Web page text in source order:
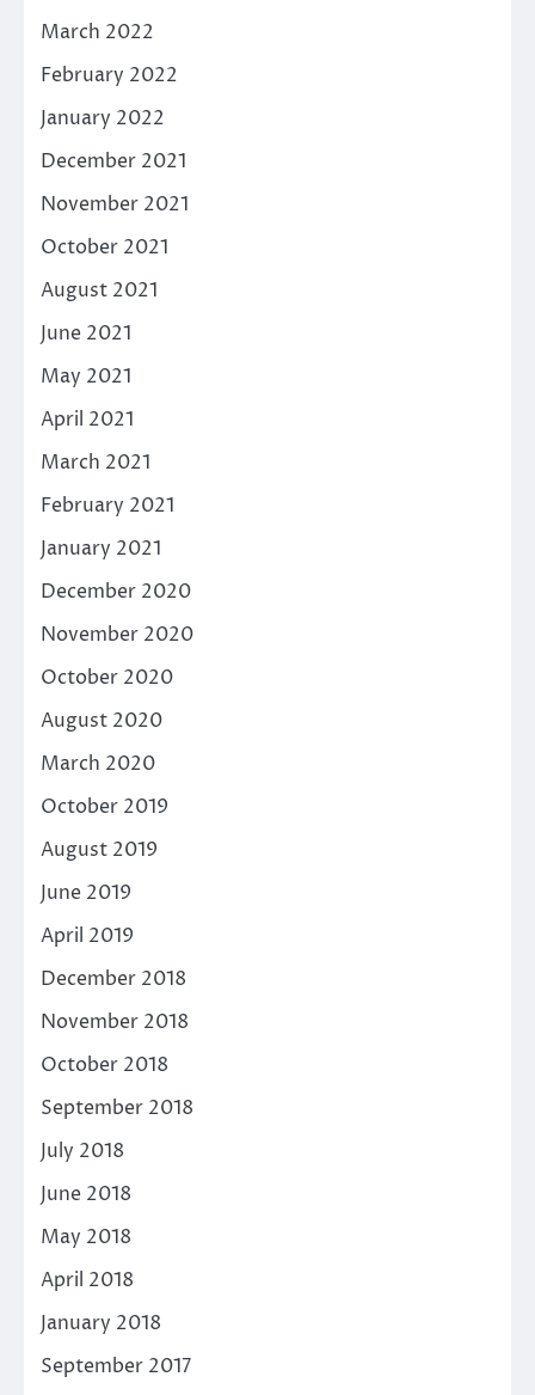
March 2022
February 2022
January 2022
December 2021
November 2021
October 2021
August 2021
June 2021
May 2021
April 2021
March 2021
February 2021
January 2021
December 2020
November 2020
October 2020
August 2020
March 2020
October 2019
August 2019
June 2019
April 2019
December 2018
November 2018
October 2018
September 2018
July 2018
June 2018
May 2018
April 2018
January 2018
September 2017